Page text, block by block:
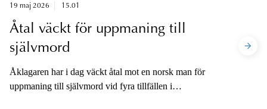
19 maj 2026 15.01
Åtal väckt för uppmaning till
självmord
Åklagaren har i dag väckt åtal mot en norsk man för
uppmaning till självmord vid fyra tillfällen i